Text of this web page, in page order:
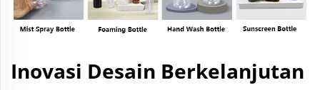
Inovasi Desain Berkelanjutan